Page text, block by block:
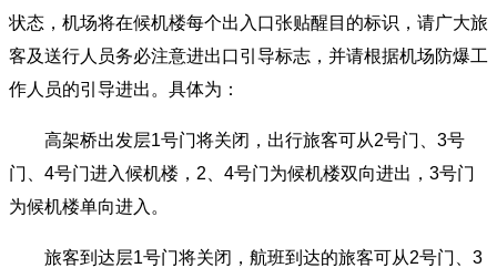
状态，机场将在候机楼每个出入口张贴醒目的标识，请广大旅
客及送行人员务必注意进出口引导标志，并请根据机场防爆工
作人员的引导进出。具体为：
高架桥出发层1号门将关闭，出行旅客可从2号门、3号
门、4号门进入候机楼，2、4号门为候机楼双向进出，3号门
为候机楼单向进入。
旅客到达层1号门将关闭，航班到达的旅客可从2号门、3